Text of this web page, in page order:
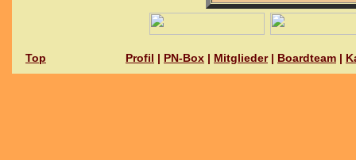
Top Profil | PN-Box | Mitglieder| Boardteam |